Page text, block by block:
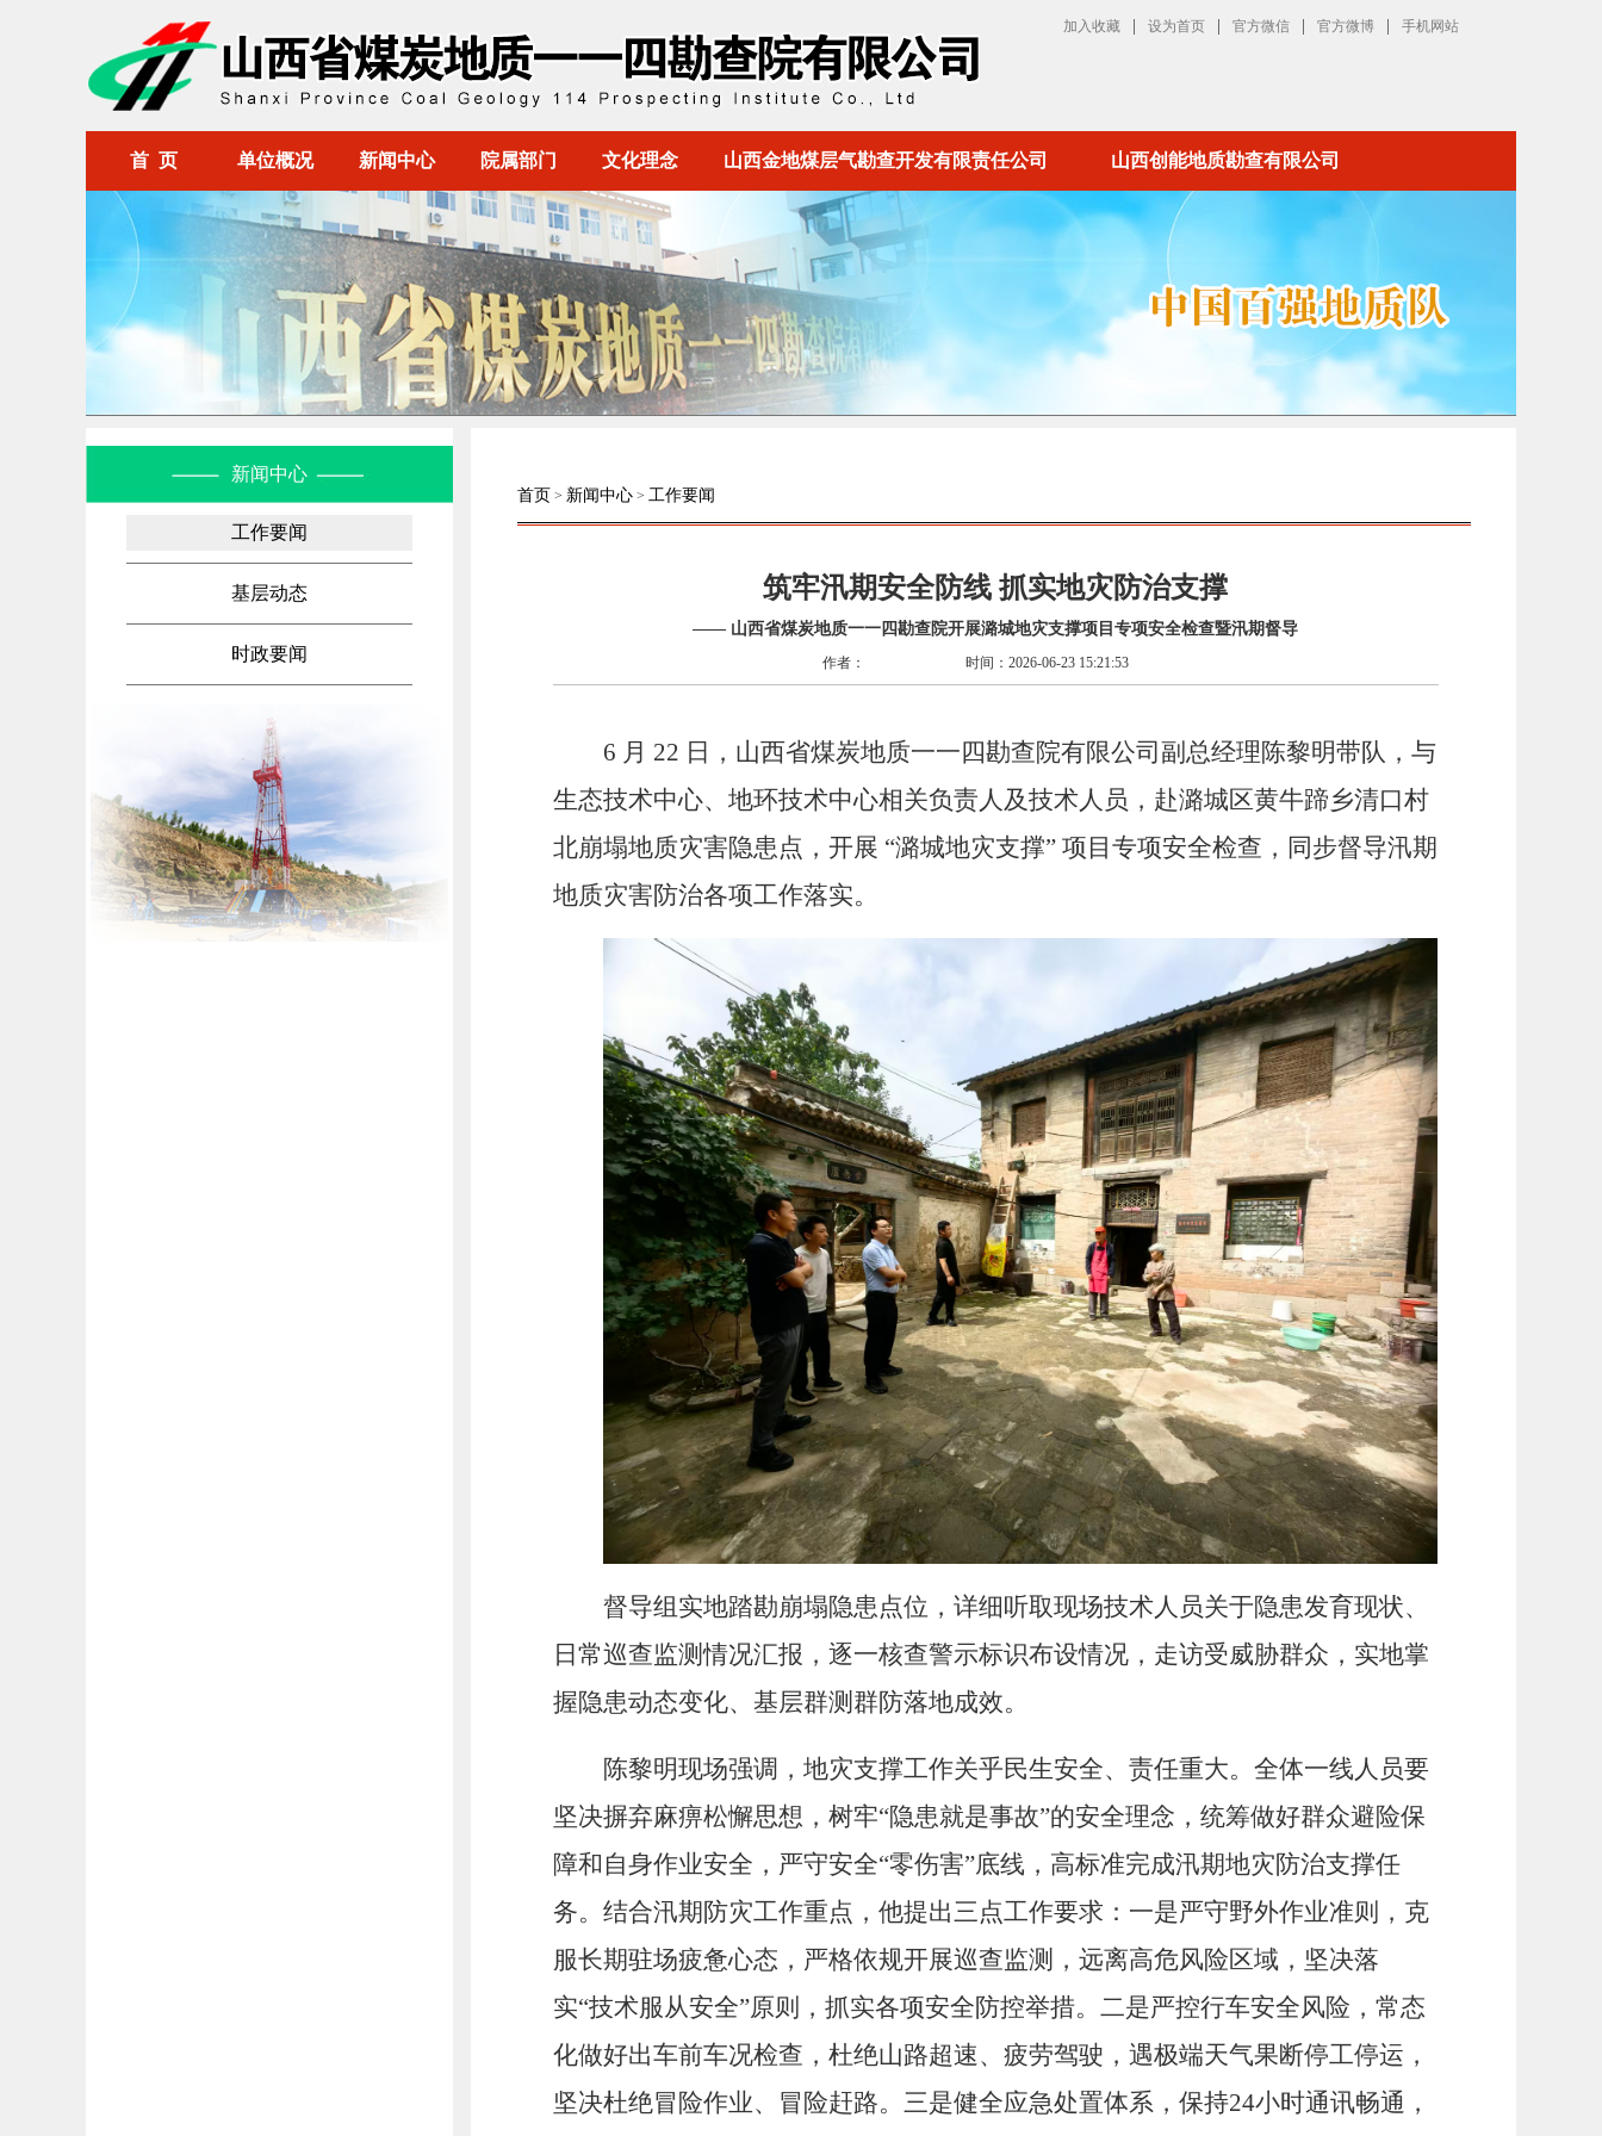
加入收藏 设为首页 官方微信 官方微博 手机网站
首 页 单位概况 新闻中心 院属部门 文化理念 山西金地煤层气勘查开发有限责任公司 山西创能地质勘查有限公司
新闻中心
工作要闻
基层动态
时政要闻
首页 > 新闻中心> 工作要闻
筑牢汛期安全防线 抓实地灾防治支撑
—— 山西省煤炭地质一一四勘查院开展潞城地灾支撑项目专项安全检查暨汛期督导
作者： 时间：2026-06-23 15:21:53
6 月 22 日，山西省煤炭地质一一四勘查院有限公司副总经理陈黎明带队，与
生态技术中心、地环技术中心相关负责人及技术人员，赴潞城区黄牛蹄乡清口村
北崩塌地质灾害隐患点，开展 “潞城地灾支撑” 项目专项安全检查，同步督导汛期
地质灾害防治各项工作落实。
督导组实地踏勘崩塌隐患点位，详细听取现场技术人员关于隐患发育现状、
日常巡查监测情况汇报，逐一核查警示标识布设情况，走访受威胁群众，实地掌
握隐患动态变化、基层群测群防落地成效。
陈黎明现场强调，地灾支撑工作关乎民生安全、责任重大。全体一线人员要
坚决摒弃麻痹松懈思想，树牢“隐患就是事故”的安全理念，统筹做好群众避险保
障和自身作业安全，严守安全“零伤害”底线，高标准完成汛期地灾防治支撑任
务。结合汛期防灾工作重点，他提出三点工作要求：一是严守野外作业准则，克
服长期驻场疲惫心态，严格依规开展巡查监测，远离高危风险区域，坚决落
实“技术服从安全”原则，抓实各项安全防控举措。二是严控行车安全风险，常态
化做好出车前车况检查，杜绝山路超速、疲劳驾驶，遇极端天气果断停工停运，
坚决杜绝冒险作业、冒险赶路。三是健全应急处置体系，保持24小时通讯畅通，